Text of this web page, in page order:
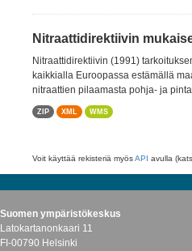
Nitraattidirektiivin
Nitraattidirektiivin (1991)
kaikkialla Euroopassa estämällä
nitraattien pilaamasta pohja- ja
ZIP XML WMS
Voit käyttää rekisteriä myösAPI avulla
Suomen ympäristökeskus
Latokartanonkaari 11
FI-00790 Helsinki